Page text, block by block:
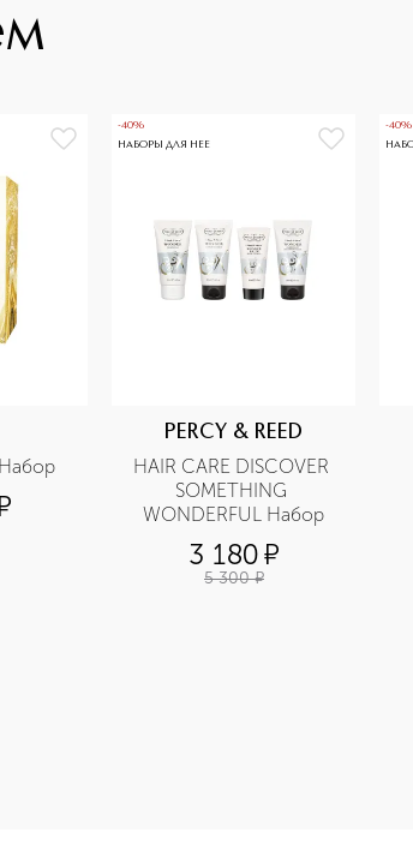
-40%
НАБОРЫ ДЛЯ НЕЕ
PERCY & REED
HAIR CARE DISCOVER
SOMETHING
WONDERFUL Набор
3 180¤
5 300 ¤
-40%